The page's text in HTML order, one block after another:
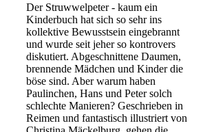
Der Struwwelpeter - kaum ein
Kinderbuch hat sich so sehr ins
kollektive Bewusstsein eingebrannt
und wurde seit jeher so kontrovers
diskutiert. Abgeschnittene Daumen,
brennende Mädchen und Kinder die
böse sind. Aber warum haben
Paulinchen, Hans und Peter solch
schlechte Manieren? Geschrieben in
Reimen und fantastisch illustriert von